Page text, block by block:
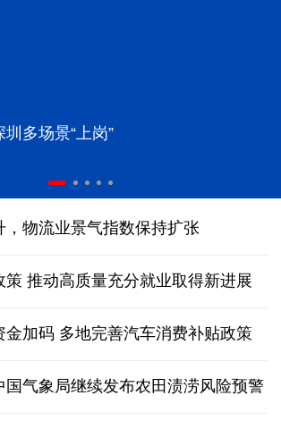
多场景“上岗”
，物流业景气指数保持扩张
策 推动高质量充分就业取得新进展
金加码 多地完善汽车消费补贴政策
国气象局继续发布农田渍涝风险预警